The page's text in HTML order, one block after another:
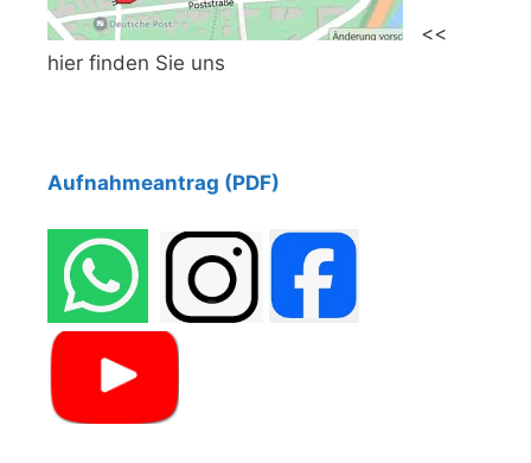
<<
hier finden Sie uns
Aufnahmeantrag (PDF)